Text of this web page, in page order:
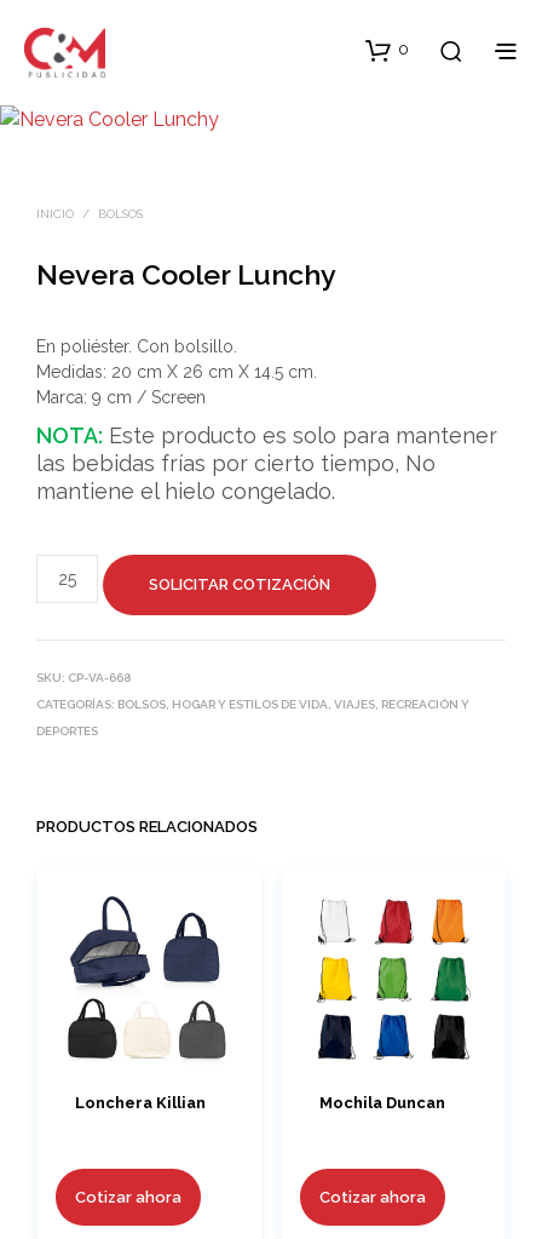
0
INICIO / BOLSOS
Nevera Cooler Lunchy
En poliéster. Con bolsillo.
Medidas: 20 cm X 26 cm X 14.5 cm.
Marca: 9 cm / Screen
NOTA: Este producto es solo para mantener
las bebidas frías por cierto tiempo, No
mantiene el hielo congelado.
SOLICITAR COTIZACIÓN
SKU: CP-VA-668
CATEGORÍAS: BOLSOS HOGAR Y ESTILOS DE VIDA VIAJES, RECREACIÓN Y
DEPORTES
PRODUCTOS RELACIONADOS
Lonchera Killian
Cotizar ahora
Mochila Duncan
Cotizar ahora